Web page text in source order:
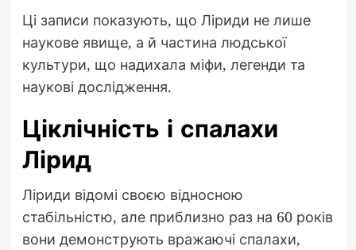
Ці записи показують, що Ліриди не лише
наукове явище, а й частина людської
культури, що надихала міфи, легенди та
наукові дослідження.
Ціклічність і спалахи
Лірид
Ліриди відомі своєю відносною
стабільністю, але приблизно раз на 60 років
вони демонструють вражаючі спалахи,